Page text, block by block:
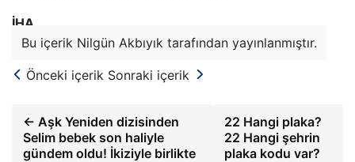
İHA
Bu içerik Nilgün Akbıyık tarafından yayınlanmıştır.
Önceki içerik Sonraki içerik
← Aşk Yeniden dizisinden
Selim bebek son haliyle
gündem oldu! İkiziyle birlikte
22 Hangi plaka?
22 Hangi şehrin
plaka kodu var?